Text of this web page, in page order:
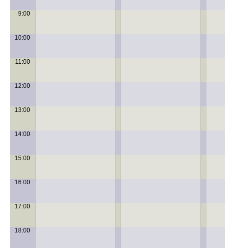
9:00
10:00
11:00
12:00
13:00
14:00
15:00
16:00
17:00
18:00